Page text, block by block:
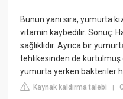
Bunun yanı sıra, yumurta
vitamin kaybedilir. Sonuç:
sağlıklıdır. Ayrıca bir
tehlikesinden de kurtulmuş
yumurta yerken bakteriler
Kaynak kaldırma talebi |